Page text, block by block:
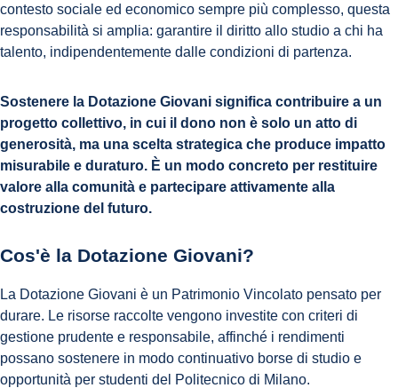
contesto sociale ed economico sempre più complesso, questa
responsabilità si amplia: garantire il diritto allo studio a chi ha
talento, indipendentemente dalle condizioni di partenza.
Sostenere la Dotazione Giovani significa contribuire a un
progetto collettivo, in cui il dono non è solo un atto di
generosità, ma una scelta strategica che produce impatto
misurabile e duraturo. È un modo concreto per restituire
valore alla comunità e partecipare attivamente alla
costruzione del futuro.
Cos'è la Dotazione Giovani?
La Dotazione Giovani è un Patrimonio Vincolato pensato per
durare. Le risorse raccolte vengono investite con criteri di
gestione prudente e responsabile, affinché i rendimenti
possano sostenere in modo continuativo borse di studio e
opportunità per studenti del Politecnico di Milano.